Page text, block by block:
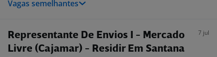
Vagas semelhantes
Representante De Envios I - Mercado
Livre (Cajamar) - Residir Em Santana
7 jul